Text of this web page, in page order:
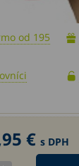
od 195
€ s DPH